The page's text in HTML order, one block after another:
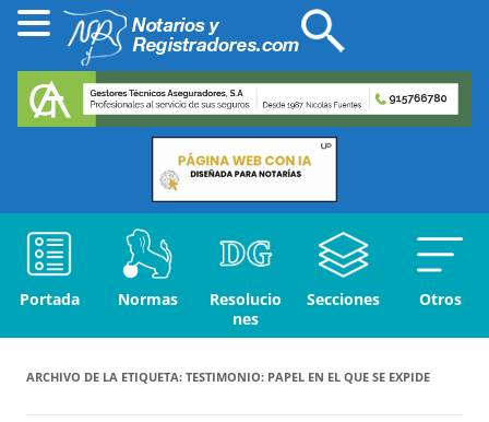
Portada Normas
Resolucio
nes
Secciones Otros
ARCHIVO DE LA ETIQUETA: TESTIMONIO: PAPEL EN EL QUE SE EXPIDE